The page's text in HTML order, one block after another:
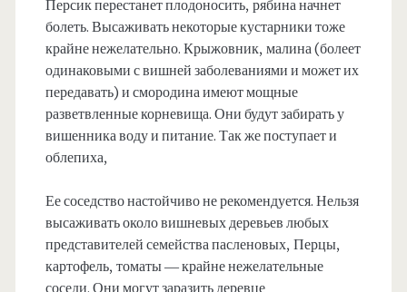
Персик перестанет плодоносить, рябина начнет
болеть. Высаживать некоторые кустарники тоже
крайне нежелательно. Крыжовник, малина (болеет
одинаковыми с вишней заболеваниями и может их
передавать) и смородина имеют мощные
разветвленные корневища. Они будут забирать у
вишенника воду и питание. Так же поступает и
облепиха,
Ее соседство настойчиво не рекомендуется. Нельзя
высаживать около вишневых деревьев любых
представителей семейства пасленовых, Перцы,
картофель, томаты — крайне нежелательные
соседи. Они могут заразить деревце